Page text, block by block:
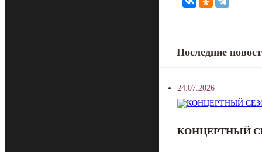
Последние
24.07.2026
КОНЦЕРТНЫЙ